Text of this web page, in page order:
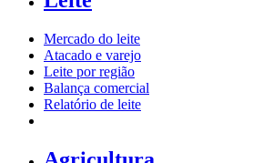
Mercado do leite
Atacado e varejo
Leite por região
Balança comercial
Relatório de leite